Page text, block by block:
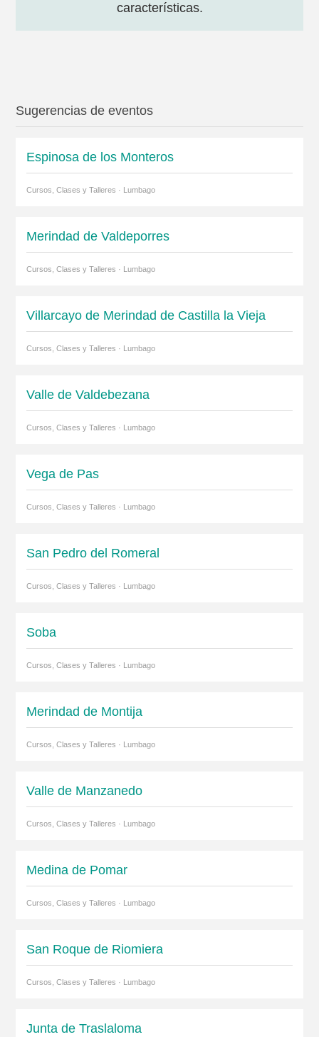
características.
Sugerencias de eventos
Espinosa de los Monteros
Cursos, Clases y Talleres · Lumbago
Merindad de Valdeporres
Cursos, Clases y Talleres · Lumbago
Villarcayo de Merindad de Castilla la Vieja
Cursos, Clases y Talleres · Lumbago
Valle de Valdebezana
Cursos, Clases y Talleres · Lumbago
Vega de Pas
Cursos, Clases y Talleres · Lumbago
San Pedro del Romeral
Cursos, Clases y Talleres · Lumbago
Soba
Cursos, Clases y Talleres · Lumbago
Merindad de Montija
Cursos, Clases y Talleres · Lumbago
Valle de Manzanedo
Cursos, Clases y Talleres · Lumbago
Medina de Pomar
Cursos, Clases y Talleres · Lumbago
San Roque de Riomiera
Cursos, Clases y Talleres · Lumbago
Junta de Traslaloma